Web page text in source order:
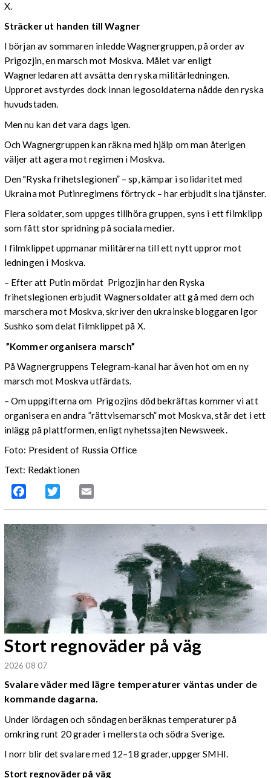
X.
Sträcker ut handen till Wagner
I början av sommaren inledde Wagnergruppen, på order av
Prigozjin, en marsch mot Moskva. Målet var enligt
Wagnerledaren att avsätta den ryska militärledningen.
Upproret avstyrdes dock innan legosoldaterna nådde den ryska
huvudstaden.
Men nu kan det vara dags igen.
Och Wagnergruppen kan räkna med hjälp om man återigen
väljer att agera mot regimen i Moskva.
Den "Ryska frihetslegionen” – sp, kämpar i solidaritet med
Ukraina mot Putinregimens förtryck – har erbjudit sina tjänster.
Flera soldater, som uppges tillhöra gruppen, syns i ett filmklipp
som fått stor spridning på sociala medier.
I filmklippet uppmanar militärerna till ett nytt uppror mot
ledningen i Moskva.
– Efter att Putin mördat Prigozjin har den Ryska
frihetslegionen erbjudit Wagnersoldater att gå med dem och
marschera mot Moskva, skriver den ukrainske bloggaren Igor
Sushko som delat filmklippet på X.
”Kommer organisera marsch”
På Wagnergruppens Telegram-kanal har även hot om en ny
marsch mot Moskva utfärdats.
– Om uppgifterna om Prigozjins död bekräftas kommer vi att
organisera en andra ”rättvisemarsch” mot Moskva, står det i ett
inlägg på plattformen, enligt nyhetssajten Newsweek.
Foto: President of Russia Office
Text: Redaktionen
Facebook Twitter
Stort regnoväder på väg
2026 08 07
Svalare väder med lägre temperaturer väntas under de
kommande dagarna.
Under lördagen och söndagen beräknas temperaturer på
omkring runt 20 grader i mellersta och södra Sverige.
I norr blir det svalare med 12–18 grader, uppger SMHI.
Stort regnoväder på väg